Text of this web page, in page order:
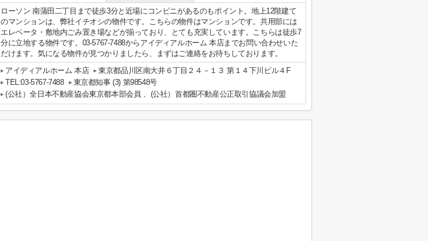
ローソン 南蒲田二丁目まで徒歩3分と近場にコンビニがあるのもポイント。地上12階建て
のマンションは、弊社イチオシの物件です。こちらの物件はマンションです。共用部には
エレベータ・敷地内ごみ置き場などが揃っており、とても充実しています。こちらは徒歩7
分に立地する物件です。03-5767-7488からアイディアルホーム 本店までお問い合わせいた
だけます。気になる物件が見つかりましたら、まずはご連絡をお待ちしております。
アイディアルホーム 本店
東京都品川区南大井６丁目２４－１３ 第１４下川ビル４F
TEL:03-5767-7488
東京都知事 (3) 第98548号
(公社）全日本不動産協会東京都本部会員 、(公社）首都圏不動産公正取引協議会加盟